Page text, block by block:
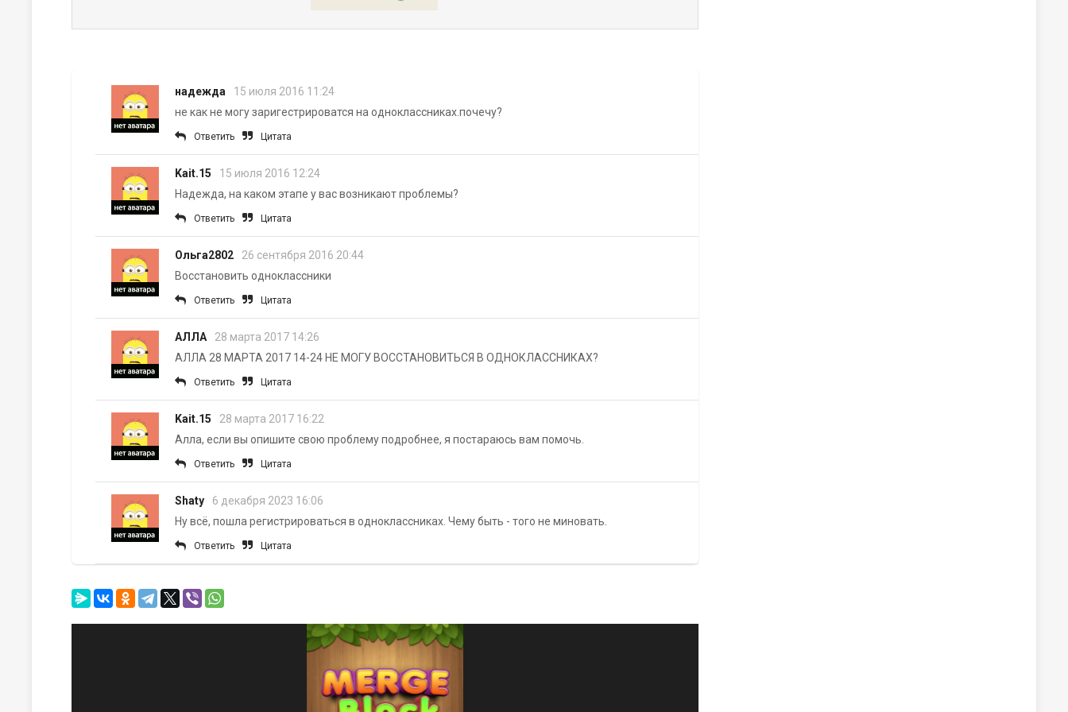
надежда
15 июля 2016 11:24
не как не могу заригестрироватся на одноклассниках.почечу?
Ответить Цитата
Kait.15
15 июля 2016 12:24
Надежда, на каком этапе у вас возникают проблемы?
Ответить Цитата
Ольга2802
26 сентября 2016 20:44
Восстановить одноклассники
Ответить Цитата
АЛЛА
28 марта 2017 14:26
АЛЛА 28 МАРТА 2017 14-24 НЕ МОГУ ВОССТАНОВИТЬСЯ В ОДНОКЛАССНИКАХ?
Ответить Цитата
Kait.15
28 марта 2017 16:22
Алла, если вы опишите свою проблему подробнее, я постараюсь вам помочь.
Ответить Цитата
Shaty
6 декабря 2023 16:06
Ну всё, пошла регистрироваться в одноклассниках. Чему быть - того не миновать.
Ответить Цитата